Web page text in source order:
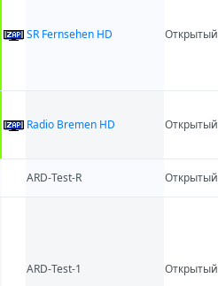
SR Fernsehen HD Открытый
Radio Bremen HD Открытый
ARD-Test-R Открытый
ARD-Test-1 Открытый